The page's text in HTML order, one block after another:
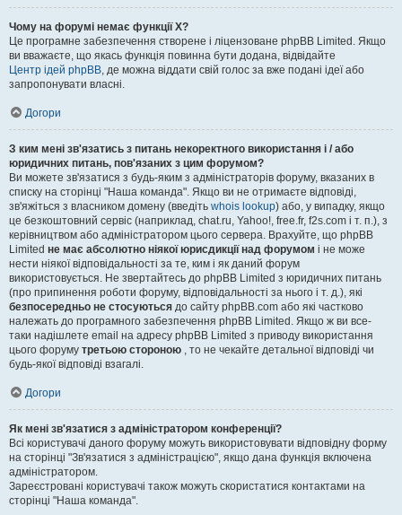
Чому на форумі немає функції X?
Це програмне забезпечення створене і ліцензоване phpBB Limited. Якщо
ви вважаєте, що якась функція повинна бути додана, відвідайте
Центр ідей phpBB, де можна віддати свій голос за вже подані ідеї або
запропонувати власні.
Догори
З ким мені зв'язатись з питань некоректного використання і / або
юридичних питань, пов'язаних з цим форумом?
Ви можете зв'язатися з будь-яким з адміністраторів форуму, вказаних в
списку на сторінці "Наша команда". Якщо ви не отримаєте відповіді,
зв'яжіться з власником домену (введіть whois lookup) або, у випадку, якщо
це безкоштовний сервіс (наприклад, chat.ru, Yahoo!, free.fr, f2s.com і т. п.), з
керівництвом або адміністратором цього сервера. Врахуйте, що phpBB
Limited не має абсолютно ніякої юрисдикції над форумом і не може
нести ніякої відповідальності за те, ким і як даний форум
використовується. Не звертайтесь до phpBB Limited з юридичних питань
(про припинення роботи форуму, відповідальності за нього і т. д.), які
безпосередньо не стосуються до сайту phpBB.com або які частково
належать до програмного забезпечення phpBB Limited. Якщо ж ви все-
таки надішлете email на адресу phpBB Limited з приводу використання
цього форуму третьою стороною , то не чекайте детальної відповіді чи
будь-якої відповіді взагалі.
Догори
Як мені зв'язатися з адміністратором конференції?
Всі користувачі даного форуму можуть використовувати відповідну форму
на сторінці "Зв'язатися з адміністрацією", якщо дана функція включена
адміністратором.
Зареєстровані користувачі також можуть скористатися контактами на
сторінці "Наша команда".